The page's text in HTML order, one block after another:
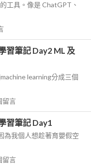
工具。像是 ChatGPT、
習筆記 Day2 ML 及
learning分成三個
留言
習筆記 Day1
為我個人想趁著育嬰假空
留言